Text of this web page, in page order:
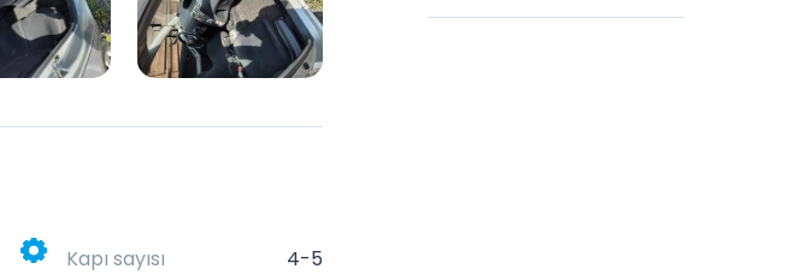
Kapı sayısı
4-5